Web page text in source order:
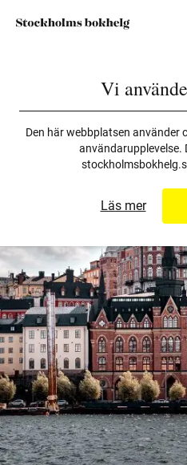
Vi
Den här webbplatsen använder
användarupplevelse.
Läs mer